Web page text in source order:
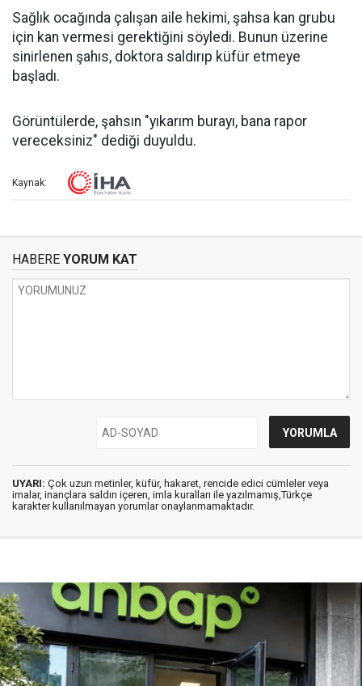
Sağlık ocağında çalışan aile hekimi, şahsa kan grubu
için kan vermesi gerektiğini söyledi. Bunun üzerine
sinirlenen şahıs, doktora saldırıp küfür etmeye
başladı.
Görüntülerde, şahsın "yıkarım burayı, bana rapor
vereceksiniz" dediği duyuldu.
Kaynak:
HABERE YORUM KAT
UYARI: Çok uzun metinler, küfür, hakaret, rencide edici cümleler veya
imalar, inançlara saldırı içeren, imla kuralları ile yazılmamış,Türkçe
karakter kullanılmayan yorumlar onaylanmamaktadır.